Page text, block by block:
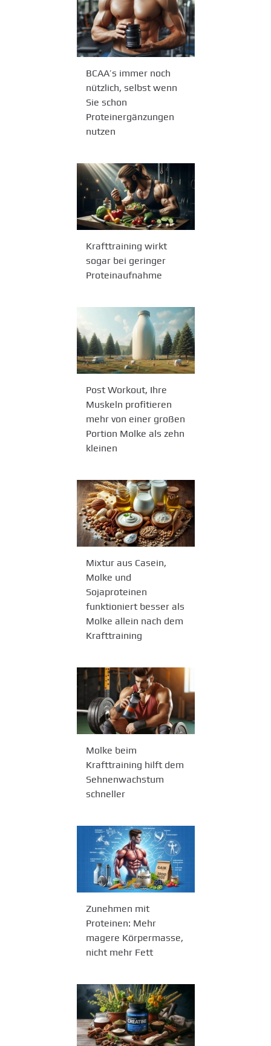
BCAA’s immer noch
nützlich, selbst wenn
Sie schon
Proteinergänzungen
nutzen
Krafttraining wirkt
sogar bei geringer
Proteinaufnahme
Post Workout, Ihre
Muskeln profitieren
mehr von einer großen
Portion Molke als zehn
kleinen
Mixtur aus Casein,
Molke und
Sojaproteinen
funktioniert besser als
Molke allein nach dem
Krafttraining
Molke beim
Krafttraining hilft dem
Sehnenwachstum
schneller
Zunehmen mit
Proteinen: Mehr
magere Körpermasse,
nicht mehr Fett